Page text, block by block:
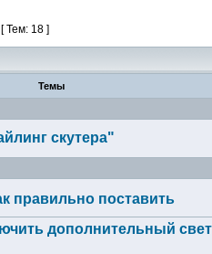
[ Тем: 18 ]
Темы
скутера"
правильно поставить
дополнительный